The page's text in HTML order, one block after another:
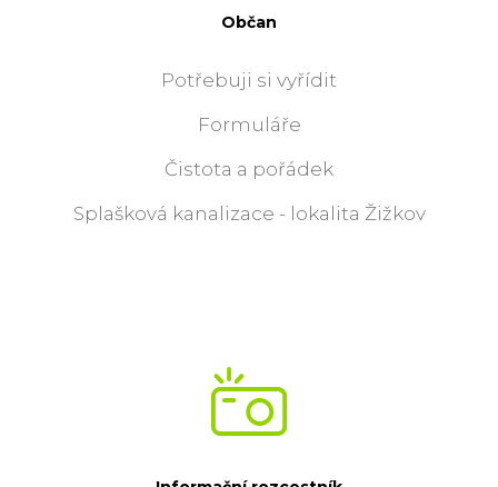
Občan
Potřebuji si vyřídit
Formuláře
Čistota a pořádek
Splašková kanalizace - lokalita Žižkov